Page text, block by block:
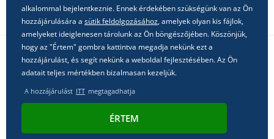
Kövessen minket a közösségi hálózatokon
alkalommal bejelentkeznie. Ennek érdekében szükségünk van az Ön
hozzájárulására a sütik feldolgozásához, amelyek olyan kis fájlok,
amelyeket ideiglenesen tárolunk az Ön böngészőjében. Köszönjük,
hogy az "Értem" gombra kattintva megadja nekünk ezt a
hozzájárulást, és segít nekünk a weboldal fejlesztésében. Az Ön
adatait teljes mértékben bizalmasan kezeljük.
A hozzájárulást ITT megtagadhatja
ÉRTEM